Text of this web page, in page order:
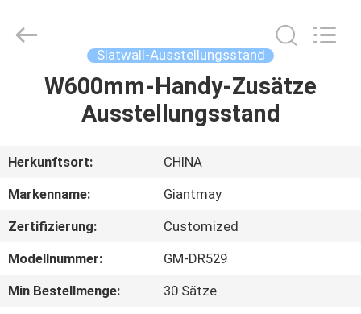
HAUS
ÜBER
UNS
FABRIK-
AUSFLUG
2020
ECER
Slatwall-Ausstellungsstand
W600mm-Handy-Zusätze
Ausstellungsstand
Herkunftsort:
CHINA
Markenname:
Giantmay
Zertifizierung:
Customized
Modellnummer:
GM-DR529
Min Bestellmenge:
30 Sätze